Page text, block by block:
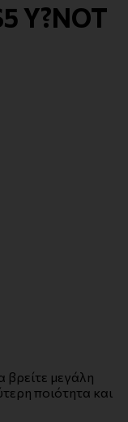
Y?NOT
βρείτε μεγάλη
ποιότητα και